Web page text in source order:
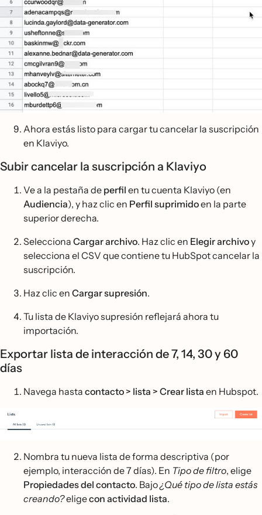
Ahora estás listo para cargar tu cancelar la suscripción
en Klaviyo.
Subir cancelar la suscripción a Klaviyo
Ve a la pestaña de perfil en tu cuenta Klaviyo (en
Audiencia), y haz clic en Perfil suprimidoen la parte
superior derecha.
Selecciona Cargar archivo. Haz clic en Elegir archivoy
selecciona el CSV que contiene tu HubSpot cancelar la
suscripción.
Haz clic en Cargar supresión.
Tu lista de Klaviyo supresión reflejará ahora tu
importación.
Exportar lista de interacción de 7, 14, 30 y 60
días
Navega hasta contacto > lista > Crear lista en Hubspot.
Nombra tu nueva lista de forma descriptiva (por
ejemplo, interacción de 7 días). En Tipo de filtro, elige
Propiedades del contacto. Bajo¿Qué tipo de lista estás
creando?eligecon actividad lista.